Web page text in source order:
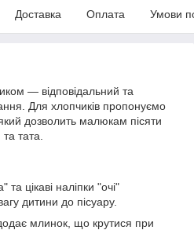
Доставка Оплата Умови
— відповідальний та
Для хлопчиків пропонуємо
дозволить малюкам пісяти
тата.
цікаві наліпки "очі"
дитини до пісуару.
млинок, що крутися при